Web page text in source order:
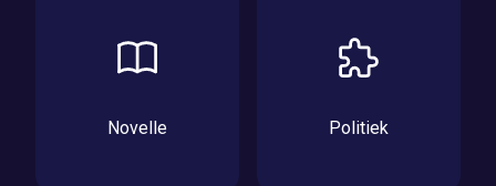
Novelle Politiek